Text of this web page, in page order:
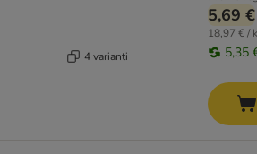
4 varianti
5,69 €
18,97 € /
5,35